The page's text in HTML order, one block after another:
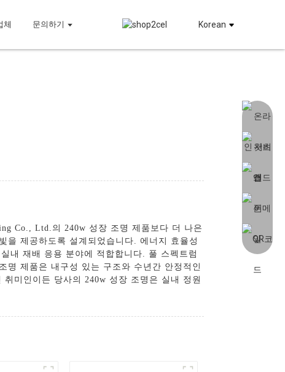
체 문의하기 Korean
Co., Ltd.의 240w 성장 조명 제품보다 더 나은
을 제공하도록 설계되었습니다. 에너지 효율성
내 재배 응용 분야에 적합합니다. 풀 스펙트럼
제품은 내구성 있는 구조와 수년간 안정적인
미인이든 당사의 240w 성장 조명은 실내 정원